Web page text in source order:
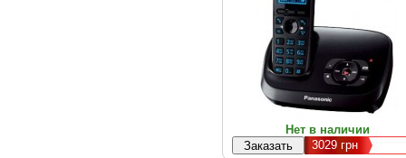
Нет в наличии
3029 грн